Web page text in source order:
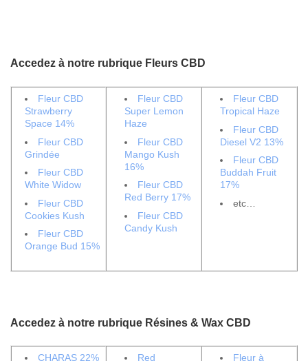
Accedez à notre rubrique Fleurs CBD
Fleur CBD
Strawberry
Space 14%
Fleur CBD
Grindée
Fleur CBD
White Widow
Fleur CBD
Cookies Kush
Fleur CBD
Orange Bud 15%
Fleur CBD
Super Lemon
Haze
Fleur CBD
Mango Kush
16%
Fleur CBD
Red Berry 17%
Fleur CBD
Candy Kush
Fleur CBD
Tropical Haze
Fleur CBD
Diesel V2 13%
Fleur CBD
Buddah Fruit
17%
etc…
Accedez à notre rubrique Résines & Wax CBD
CHARAS 22%
Red
Fleur à